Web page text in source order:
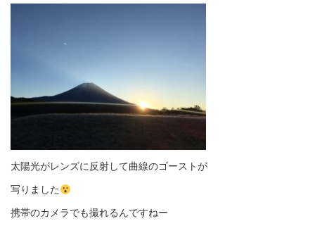
太陽光がレンズに反射して曲線のゴーストが
写りました
携帯のカメラでも撮れるんですねー